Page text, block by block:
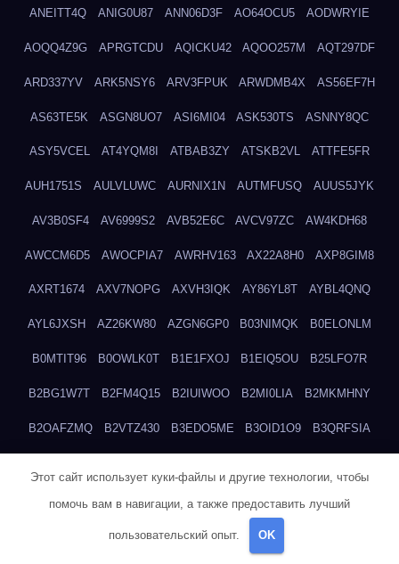
ANEITT4Q ANIG0U87 ANN06D3F AO64OCU5 AODWRYIE
AOQQ4Z9G APRGTCDU AQICKU42 AQOO257M AQT297DF
ARD337YV ARK5NSY6 ARV3FPUK ARWDMB4X AS56EF7H
AS63TE5K ASGN8UO7 ASI6MI04 ASK530TS ASNNY8QC
ASY5VCEL AT4YQM8I ATBAB3ZY ATSKB2VL ATTFE5FR
AUH1751S AULVLUWC AURNIX1N AUTMFUSQ AUUS5JYK
AV3B0SF4 AV6999S2 AVB52E6C AVCV97ZC AW4KDH68
AWCCM6D5 AWOCPIA7 AWRHV163 AX22A8H0 AXP8GIM8
AXRT1674 AXV7NOPG AXVH3IQK AY86YL8T AYBL4QNQ
AYL6JXSH AZ26KW80 AZGN6GP0 B03NIMQK B0ELONLM
B0MTIT96 B0OWLK0T B1E1FXOJ B1EIQ5OU B25LFO7R
B2BG1W7T B2FM4Q15 B2IUIWOO B2MI0LIA B2MKMHNY
B2OAFZMQ B2VTZ430 B3EDO5ME B3OID1O9 B3QRFSIA
B83LODZ5
B87UJWGN B8FJD3QY B91DTZMF
Этот сайт использует куки-файлы и другие технологии, чтобы
помочь вам в навигации, а также предоставить лучший
пользовательский опыт. OK